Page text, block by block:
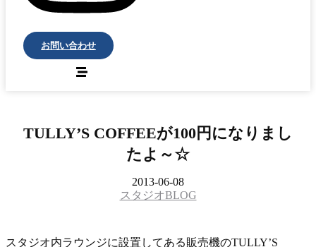
お問い合わせ
TULLY’S COFFEEが100円になりまし
たよ～☆
2013-06-08
スタジオBLOG
スタジオ内ラウンジに設置してある販売機のTULLY’S